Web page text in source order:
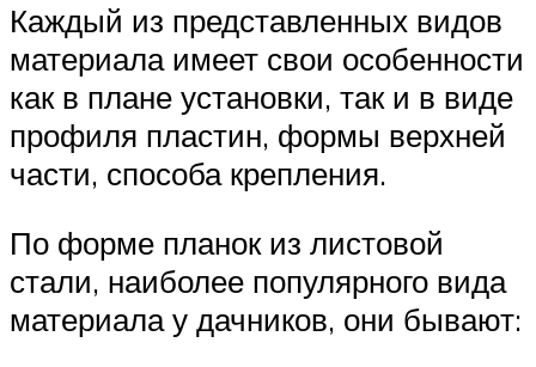
Каждый из представленных видов
материала имеет свои особенности
как в плане установки, так и в виде
профиля пластин, формы верхней
части, способа крепления.
По форме планок из листовой
стали, наиболее популярного вида
материала у дачников, они бывают: